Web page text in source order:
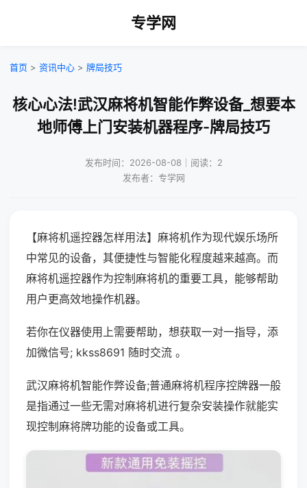
专学网
首页 > 资讯中心 > 牌局技巧
核心心法!武汉麻将机智能作弊设备_想要本
地师傅上门安装机器程序-牌局技巧
发布时间：2026-08-08｜阅读：2
发布者：专学网
【麻将机遥控器怎样用法】麻将机作为现代娱乐场所
中常见的设备，其便捷性与智能化程度越来越高。而
麻将机遥控器作为控制麻将机的重要工具，能够帮助
用户更高效地操作机器。
若你在仪器使用上需要帮助，想获取一对一指导，添
加微信号; kkss8691 随时交流 。
武汉麻将机智能作弊设备;普通麻将机程序控牌器一般
是指通过一些无需对麻将机进行复杂安装操作就能实
现控制麻将牌功能的设备或工具。